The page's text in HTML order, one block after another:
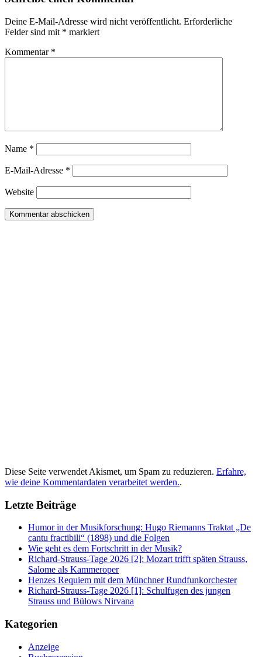
Deine E-Mail-Adresse wird nicht veröffentlicht. Erforderliche
Felder sind mit * markiert
Kommentar *
Name *
E-Mail-Adresse *
Website
Diese Seite verwendet Akismet, um Spam zu reduzieren. Erfahre,
wie deine Kommentardaten verarbeitet werden..
Letzte Beiträge
Humor in der Musikforschung: Hugo Riemanns Traktat „De
cantu fractibili“ (1898) und die Folgen
Wie geht es dem Fortschritt in der Musik?
Richard-Strauss-Tage 2026 [2]: Mozart trifft späten Strauss,
Salome als Kammeroper
Henzes Requiem mit dem Münchner Rundfunkorchester
Richard-Strauss-Tage 2026 [1]: Schulfugen des jungen
Strauss und Bülows Nirvana
Kategorien
Anzeige